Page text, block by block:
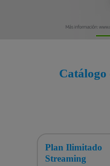
Catálogo
Plan Ilimitado
Streaming